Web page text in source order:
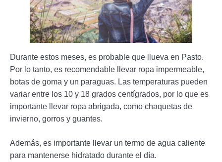
Durante estos meses, es probable que llueva en Pasto.
Por lo tanto, es recomendable llevar ropa impermeable,
botas de goma y un paraguas. Las temperaturas pueden
variar entre los 10 y 18 grados centígrados, por lo que es
importante llevar ropa abrigada, como chaquetas de
invierno, gorros y guantes.
Además, es importante llevar un termo de agua caliente
para mantenerse hidratado durante el día.